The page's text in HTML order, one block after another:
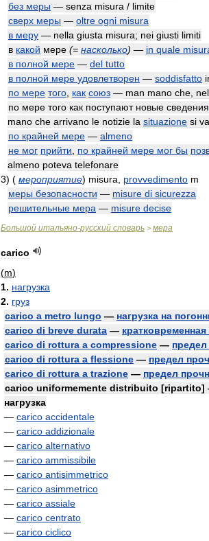
без меры — senza misura / limite
сверх меры — oltre ogni misura
в меру — nella giusta misura; nei giusti limiti
в какой мере (= насколько) — in quale
в полной мере — del tutto
в полной мере удовлетворен — soddisfatto
по мере того как союз — man mano che
по мере того как поступают новые сведения
mano che arrivano le notizie la situazione si va
по крайней мере — almeno
не мог прийти по крайней мере мог бы
almeno poteva telefonare
3) ( мероприятие) misura provvedimento m
меры безопасности — misure di sicurezza
решительные мера — misure decise
Большой итальяно-русский словарь > мера
carico
(m)
1. нагрузка
2. груз
carico a metro lungo — нагрузка на
carico di breve durata — кратковременная
carico di rottura a compressione — предел
carico di rottura a flessione — предел
carico di rottura a trazione — предел
carico uniformemente distribuito [ripartito]
нагрузка
— carico accidentale
— carico addizionale
— carico alternativo
— carico ammissibile
— carico antisimmetrico
— carico asimmetrico
— carico assiale
— carico centrato
— carico ciclico